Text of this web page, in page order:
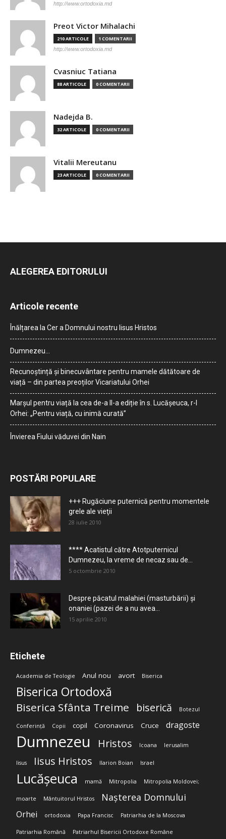
http://www.ortodoxia.md
Preot Victor Mihalachi
210 ARTICOLE 1 COMENTARII
http://www.ortodoxia.md
Cvasniuc Tatiana
88 ARTICOLE 0 COMENTARII
Nadejda B.
32 ARTICOLE 0 COMENTARII
Vitalii Mereutanu
23 ARTICOLE 0 COMENTARII
ALEGEREA EDITORULUI
Articole recente
Înălțarea la Cer a Domnului nostru Iisus Hristos
Dumnezeu…
Recunoștință și binecuvântare pentru mamele dătătoare de
viață – din partea preoților Vicariatului Orhei
Marșul pentru viață la cea de-a II-a ediție în s. Lucășeuca, r-l
Orhei: „Pentru viață, cu inimă curată”
Învierea Fiului văduvei din Nain
POSTĂRI POPULARE
+++ Rugăciune puternică pentru momentele
grele ale vieţii
28 iulie 2010
**** Acatistul către Atotputernicul
Dumnezeu, la vreme de necaz sau de...
5 octombrie 2010
Despre păcatul malahiei (masturbării) şi
onaniei (pazei de a nu avea...
15 aprilie 2010
Etichete
Academia de Teologie Anul nou avort Biserica
Biserica Ortodoxă
Biserica Sfânta Treime biserică Botezul
Conferință Copii copil Coronavirus Cruce dragoste
Dumnezeu Hristos Icoana Ierusalim
Iisus Iisus Hristos Ilarion Boian Israel
Lucășeuca mamă Mitropolia Mitropolia Moldovei;
moarte Mântuitorul Hristos Nașterea Domnului
Orhei ortodoxia Papa Francisc Patriarhia de la Moscova
Patriarhia Română Patriarhul Bisericii Ortodoxe Române